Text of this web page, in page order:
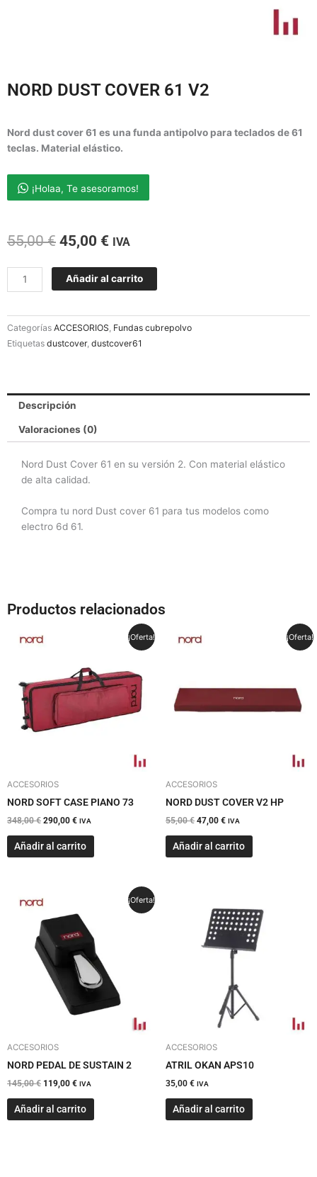
NORD DUST COVER 61 V2
Nord dust cover 61 es una funda antipolvo para teclados de 61
teclas. Material elástico.
¡Holaa, Te asesoramos!
55,00€ El
original
era:
45,00 € El
actual
es:
IVA
NORD
DUST
cantidad
Añadir al carrito
Categorías ACCESORIOS, Fundas cubrepolvo
Etiquetas dustcover, dustcover61
Descripción
Valoraciones (0)
Nord Dust Cover 61 en su versión 2. Con material elástico
de alta calidad.
Compra tu nord Dust cover 61 para tus modelos como
electro 6d 61.
Productos relacionados
¡Oferta!
ACCESORIOS
NORD SOFT CASE PIANO 73
348,00€
precio
348,00 €.
290,00 €
es:
290,00 €.
IVA
Añadir al carrito
¡Oferta!
ACCESORIOS
NORD DUST COVER V2 HP
55,00€
precio
47,00 € IVA
Añadir al carrito
¡Oferta!
ACCESORIOS
NORD PEDAL DE SUSTAIN 2
145,00€
precio
original
era:
145,00 €.
119,00 €
actual
es:
119,00 €.
IVA
Añadir al carrito
ACCESORIOS
ATRIL OKAN APS10
35,00 € IVA
Añadir al carrito